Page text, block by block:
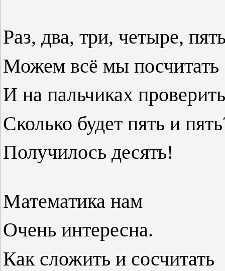
Раз, два, три, четыре,
Можем всё мы посчитать
И на пальчиках
Сколько будет пять и
Получилось десять!
Математика нам
Очень интересна.
Как сложить и сосчитать